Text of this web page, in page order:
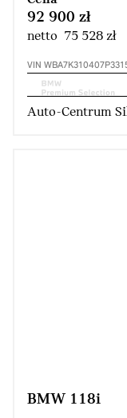
92 900 zł
netto 75 528 zł
VIN
Auto-Centrum
BMW 118i